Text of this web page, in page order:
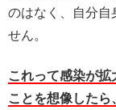
のはなく、自分自
せん。
これって感染が
ことを想像した